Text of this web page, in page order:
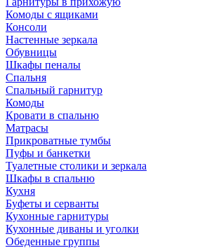
Комоды с ящиками
Консоли
Настенные зеркала
Обувницы
Шкафы пеналы
Спальня
Спальный гарнитур
Комоды
Кровати в спальню
Матрасы
Прикроватные тумбы
Пуфы и банкетки
Туалетные столики и зеркала
Шкафы в спальню
Кухня
Буфеты и серванты
Кухонные гарнитуры
Кухонные диваны и уголки
Обеденные группы